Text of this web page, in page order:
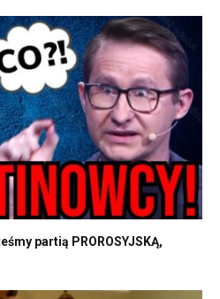
partią PROROSYJSKĄ,